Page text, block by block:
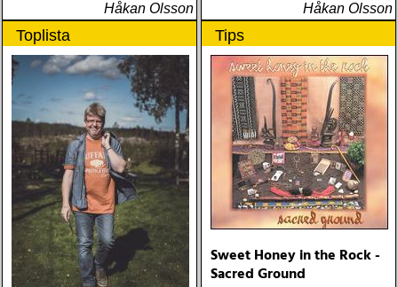
Håkan Olsson Håkan Olsson
Toplista Tips
Sweet Honey in the Rock -
Sacred Ground